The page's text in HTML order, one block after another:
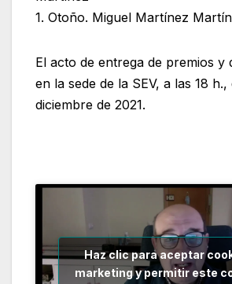
1. Otoño. Miguel Martínez
El acto de entrega de premios y
en la sede de la SEV, a las 18 h.,
diciembre de 2021.
Haz clic para aceptar
marketing y permitir este